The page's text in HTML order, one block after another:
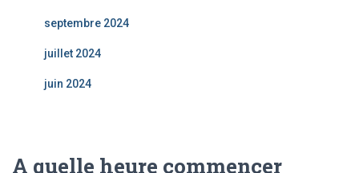
septembre 2024
juillet 2024
juin 2024
A quelle heure commencer